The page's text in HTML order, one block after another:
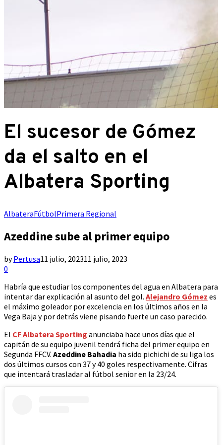
El sucesor de Gómez
da el salto en el
Albatera Sporting
AlbateraFútbolPrimera Regional
Azeddine sube al primer equipo
byPertusa11 julio, 202311 julio, 2023
0
Habría que estudiar los componentes del agua en Albatera para
intentar dar explicación al asunto del gol. Alejandro Gómez es
el máximo goleador por excelencia en los últimos años en la
Vega Baja y por detrás viene pisando fuerte un caso parecido.
El CF Albatera Sporting anunciaba hace unos días que el
capitán de su equipo juvenil tendrá ficha del primer equipo en
Segunda FFCV. Azeddine Bahadia ha sido pichichi de su liga los
dos últimos cursos con 37 y 40 goles respectivamente. Cifras
que intentará trasladar al fútbol senior en la 23/24.